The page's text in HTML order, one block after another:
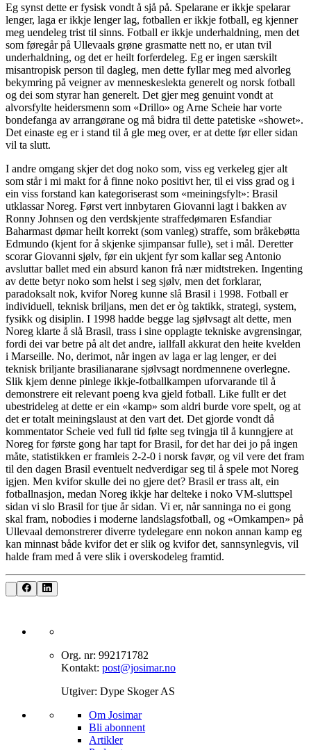
Eg synst dette er fysisk vondt å sjå på. Spelarane er ikkje spelarar
lenger, laga er ikkje lenger lag, fotballen er ikkje fotball, eg kjenner
meg uendeleg trist til sinns. Fotball er ikkje underhaldning, men det
som føregår på Ullevaals grøne grasmatte nett no, er utan tvil
underhaldning, og det er heilt forferdeleg. Eg er ingen særskilt
misantropisk person til dagleg, men dette fyllar meg med alvorleg
bekymring på veigner av menneskeslekta generelt og norsk fotball
og dei som styrar han generelt. Det gjer meg genuint vondt at
alvorsfylte heidersmenn som «Drillo» og Arne Scheie har vorte
bondefanga av arrangørane og må bidra til dette patetiske «showet».
Det einaste eg er i stand til å gle meg over, er at dette før eller sidan
vil ta slutt.
I andre omgang skjer det dog noko som, viss eg verkeleg gjer alt
som står i mi makt for å finne noko positivt her, til ei viss grad og i
ein viss forstand kan kategoriserast som «meiningsfylt»: Brasil
utklassar Noreg. Først vert innbytaren Giovanni lagt i bakken av
Ronny Johnsen og den verdskjente straffedømaren Esfandiar
Baharmast dømar heilt korrekt (som vanleg) straffe, som bråkebøtta
Edmundo (kjent for å skjenke sjimpansar fulle), set i mål. Deretter
scorar Giovanni sjølv, før ein ukjent fyr som kallar seg Antonio
avsluttar ballet med ein absurd kanon frå nær midtstreken. Ingenting
av dette betyr noko som helst i seg sjølv, men det forklarar,
paradoksalt nok, kvifor Noreg kunne slå Brasil i 1998. Fotball er
individuell, teknisk briljans, men det er òg taktikk, strategi, system,
fysikk og disiplin. I 1998 hadde begge lag sjølvsagt alt dette, men
Noreg klarte å slå Brasil, trass i sine opplagte tekniske avgrensingar,
fordi dei var betre på alt det andre, iallfall akkurat den heite kvelden
i Marseille. No, derimot, når ingen av laga er lag lenger, er dei
teknisk briljante brasilianarane sjølvsagt nordmennene overlegne.
Slik kjem denne pinlege ikkje-fotballkampen uforvarande til å
demonstrere eit relevant poeng kva gjeld fotball. Like fullt er det
ubestrideleg at dette er ein «kamp» som aldri burde vore spelt, og at
det er totalt meiningslaust at den vart det. Det gjorde vondt då
kommentator Scheie ved full tid følte seg tvingja til å kunngjere at
Noreg for første gong har tapt for Brasil, for det har dei jo på ingen
måte, statistikken er framleis 2-2-0 i norsk favør, og vil vere det fram
til den dagen Brasil eventuelt nedverdigar seg til å spele mot Noreg
igjen. Men kvifor skulle dei no gjere det? Brasil er trass alt, ein
fotballnasjon, medan Noreg ikkje har delteke i noko VM-sluttspel
sidan vi slo Brasil for tjue år sidan. Vi er, når sanninga no ei gong
skal fram, nobodies i moderne landslagsfotball, og «Omkampen» på
Ullevaal demonstrerer diverre tydelegare enn nokon annan kamp eg
kan minnast både kvifor det er slik og kvifor det, sannsynlegvis, vil
halde fram med å vere slik i overskodeleg framtid.
Org. nr: 992171782
Kontakt: post@josimar.no
Utgiver: Dype Skoger AS
Om J‌osimar ‍ ​‍​‍‌‍
Bli abonnent​​​​‌ ‍ ​‍​‍‌‍ ‌ ​‍‌‍‍‌‌‍‌ ‌‍‍‌‌‍ ‍​‍​‍​ ‍‍​‍​‍‌ ​ ‌‍​‌‌‍ ‍‌‍‍‌‌ ‌​‌ ‍‌​‍ ‍‌‍‍‌‌‍ ​‍​‍​‍ ​​‍​‍‌‍‍​‌ ​‍‌‍‌‌‌‍‌‍​‍​‍​ ‍‍​‍​‍‌‍‍​‌ ‌​‌ ‌​‌ ​​‌ ​ ​ ‍‍​‍ ​‍ ‌‍‌‌‌‍‌​‌‍‍‌‌ ‌​​‍ ‍‌‍‍‌‌‍‌​‌‍​‌‌‍‌ ‌ ​‍‌‍​‌‌‍ ‍‌‍‍‍‌‍​‌‌‍ ‍‌ ​ ‌‍‌‌‌‍ ‍​‍ ‍‌‍​ ‌‍ ‌‍ ‌​‍ ‌‍‍‌‌‍ ‍‌ ‌​‌‍‌‌‌‍ ‍‌ ‌​​‍ ‌‍‌‌‌‍‌​‌‍‍‌‌ ‌​​‍ ‌‍ ‌‌‍ ‌‍‌​‌‍‌‌​ ‌‌ ​​‌ ​‍‌‍‌‌‌ ​ ‌‍‌‌‌‍ ‍‌ ‌​‌‍​‌‌ ‌​‌‍‍‌‌‍ ‌‍ ‍​ ‍ ‌‍‍‌‌‍‌​​ ‌‌‍‌‍‌‍ ‌‍ ‌ ‌​‌‍‌‌‌ ​‍​ ‍ ‌ ‌​‌ ‍‌‌ ​​‌‍‌‌​ ‌‌‍‌‍‌‍ ‌‍ ‌ ‌​‌‍‌‌‌ ​‍​ ‍ ‌ ​​‌‍​‌‌ ‌​‌‍‍​​ ‌‌‍​ ‌‍ ‌‍ ​‌ ‌‌‌‍ ‌‌‍ ‍‌ ​ ​‍‌‌​ ‌‌‌​​‍‌‌ ‌‍‍ ‌‍‌‌‌ ‍‌​‍‌‌​ ​ ‌​‌​​‍‌‌​ ​ ‌​‌​​‍‌‌​ ​‍​ ​‍‌‍​‍​ ‍‌‌‍​ ‌‍‌‍‌‍​ ​ ​‌​ ‌​‌‍​‍‌‍‌‍​ ‍​​ ‌‌‌‍​‍​‍‌‌​ ​‍​ ​‍​‍‌‌​ ‌‌‌​‌​​‍ ‍‌‍​ ‌‍ ‌‍ ​‌ ‌‌‌‍ ‌‌‍ ‍‌​‍‌‌ ‌​‌‍‌‌‌‍ ‌‌ ​ ​‍‌‌​ ‌‌‌​​‍‌‌ ‌‍‍ ‌‍‌‌‌ ‍‌​‍‌‌​ ​ ‌​‌​​‍‌‌​ ​ ‌​‌​​‍‌‌​ ​‍​ ​‍‌‍​‌‌‍‌‍​ ‌‍​ ‌​‌‍‌‌​ ‍‌‌‍‌​‌‍​‍​ ‌ ‌‍​‌​ ‌ ​ ​​​‍‌‌​ ​‍​ ​‍​‍‌‌​ ‌‌‌​‌​​‍ ‍‌‍‍‌‌ ‌​‌‍‌‌‌‍ ‌‌ ​ ​‍‌‌​ ‌‌‌​​‍‌‌ ‌‍‍ ‌‍‌‌‌ ‍‌​‍‌‌​ ​ ‌​‌​​‍‌‌​ ​ ‌​‌​​‍‌‌​ ​‍​ ​‍‌‍‌‌‌‍​‌‌‍‌‌​ ‌‍‌‍​‍‌‍‌‌‌‍‌‌‌‍‌‍‌‍​‍​ ‍​​ ​ ​ ​ ​‍‌‌​ ​‍​ ​‍​‍‌‌​ ‌‌‌​‌​​‍ ‍‌‍ ​‌‍​‌‌‍​‍‌‍‌‌‌‍ ​​ ‌‍​‍‌‍​‌‌ ​ ‌‍‌‌‌‌‌‌‌ ​‍‌‍ ​​ ‌‌‍‍​‌ ‌​‌ ‌​‌ ​​‌ ​ ​‍‌‌​ ​ ‌​​‌​‍‌‌​ ​‍‌​‌‍​‍‌‌​ ​‍‌​‌‍‌‍‌‌‌‍‌​‌‍‍‌‌ ‌​​‍ ‍‌‍‍‌‌‍‌​‌‍​‌‌‍‌ ‌ ​‍‌‍​‌‌‍ ‍‌‍‍‍‌‍​‌‌‍ ‍‌ ​ ‌‍‌‌‌‍ ‍​‍ ‍‌‍​ ‌‍ ‌‍ ‌​‍‌‍‌‍‍‌‌‍‌​​ ‌‌‍‌‍‌‍ ‌‍ ‌ ‌​‌‍‌‌‌ ​‍​‍‌‍‌ ‌​‌ ‍‌‌ ​​‌‍‌‌​ ‌‌‍‌‍‌‍ ‌‍ ‌ ‌​‌‍‌‌‌ ​‍​‍‌‍‌ ​​‌‍​‌‌ ‌​‌‍‍​​ ‌‌‍​ ‌‍ ‌‍ ​‌ ‌‌‌‍ ‌‌‍ ‍‌ ​ ​‍‌‌​ ‌‌‌​​‍‌‌ ‌‍‍ ‌‍‌‌‌ ‍‌​‍‌‌​ ​ ‌​‌​​‍‌‌​ ​ ‌​‌​​‍‌‌​ ​‍​ ​‍‌‍​‍​ ‍‌‌‍​ ‌‍‌‍‌‍​ ​ ​‌​ ‌​‌‍​‍‌‍‌‍​ ‍​​ ‌‌‌‍​‍​‍‌‌​ ​‍​ ​‍​‍‌‌​ ‌‌‌​‌​​‍ ‍‌‍​ ‌‍ ‌‍ ​‌ ‌‌‌‍ ‌‌‍ ‍‌​‍‌‌ ‌​‌‍‌‌‌‍ ‌‌ ​ ​‍‌‌​ ‌‌‌​​‍‌‌ ‌‍‍ ‌‍‌‌‌ ‍‌​‍‌‌​ ​ ‌​‌​​‍‌‌​ ​ ‌​‌​​‍‌‌​ ​‍​ ​‍‌‍​‌‌‍‌‍​ ‌‍​ ‌​‌‍‌‌​ ‍‌‌‍‌​‌‍​‍​ ‌ ‌‍​‌​ ‌ ​ ​​​‍‌‌​ ​‍​ ​‍​‍‌‌​ ‌‌‌​‌​​‍ ‍‌‍‍‌‌ ‌​‌‍‌‌‌‍ ‌‌ ​ ​‍‌‌​ ‌‌‌​​‍‌‌ ‌‍‍ ‌‍‌‌‌ ‍‌​‍‌‌​ ​ ‌​‌​​‍‌‌​ ​ ‌​‌​​‍‌‌​ ​‍​ ​‍‌‍‌‌‌‍​‌‌‍‌‌​ ‌‍‌‍​‍‌‍‌‌‌‍‌‌‌‍‌‍‌‍​‍​ ‍​​ ​ ​ ​ ​‍‌‌​ ​‍​ ​‍​‍‌‌​ ‌‌‌​‌​​‍ ‍‌‍ ​‌‍​‌‌‍​‍‌‍‌‌‌‍ ​​‍‌‍‌ ​​‌‍‌‌‌ ​‍‌ ​ ‌ ​​‌‍‌‌‌‍​ ‌ ‌​‌‍‍‌‌ ‌‍‌‍‌‌​ ‌‌ ​​‌ ‌‌‌‍​‍‌‍ ​‌‍‍‌‌ ​ ‌‍‍​‌‍‌‌‌‍‌​​‍​‍‌ ‌
Artikler